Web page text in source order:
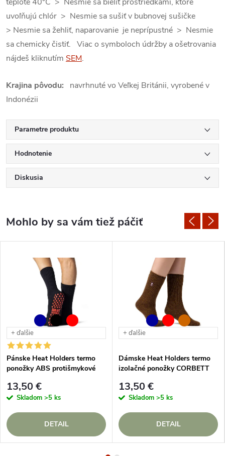
uvoľňujú chlór > Nesmie sa sušiť v bubnovej sušičke
> Nesmie sa žehliť, naparovanie je neprípustné > Nesmie
sa chemicky čistiť. Viac o symboloch údržby a ošetrovania
nájdeš kliknutím SEM.
Krajina pôvodu:
navrhnuté vo Veľkej Británii, vyrobené v
Indonézii
Parametre produktu
Hodnotenie
Diskusia
+ ďalšie
Pánske Heat Holders termo
ponožky ABS protišmykové
13,50 €
Skladom >5 ks
DETAIL
+ ďalšie
Dámske Heat Holders termo
izolačné ponožky CORBETT
13,50 €
Skladom >5 ks
DETAIL